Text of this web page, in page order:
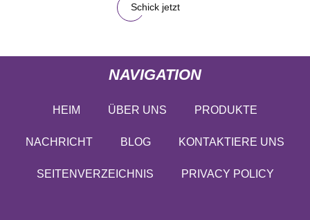
Schick jetzt
NAVIGATION
HEIM ÜBER UNS PRODUKTE
NACHRICHT BLOG KONTAKTIERE UNS
SEITENVERZEICHNIS PRIVACY POLICY